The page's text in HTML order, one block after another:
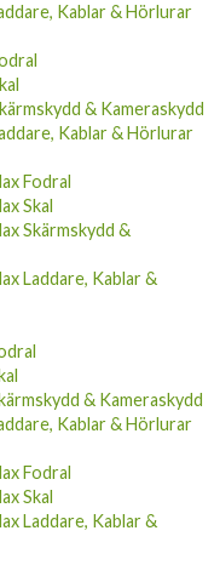
Kablar & Hörlurar
& Kameraskydd
Kablar & Hörlurar
Fodral
Skal
Skärmskydd &
Laddare, Kablar &
& Kameraskydd
Kablar & Hörlurar
Fodral
Skal
Laddare, Kablar &